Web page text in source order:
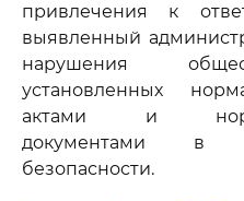
привлечения к
выявленный
нарушения
установленных
актами и
документами в
безопасности.